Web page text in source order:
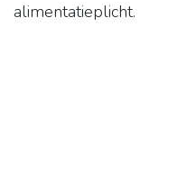
alimentatieplicht.